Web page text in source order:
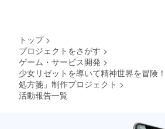
なさま本当にありがとうご
ざいました！
————————————
————– 企画・原案・脚
るんですね。シーンによっ
ては100枚近い枚数があるも
のもあります笑 最終的に
は、このセルデータに影用
のセルデータと背景グラ
フィックが重ねられ、１つ
トップ >
プロジェクトをさがす >
ゲーム・サービス開発 >
少女リゼットを導いて精神世界を冒険
処方箋」制作プロジェクト >
活動報告一覧